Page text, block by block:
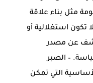
مثل بناء علاقة
تكون استغلالية أو
عن مصدر
– الصبر
التي تمكن